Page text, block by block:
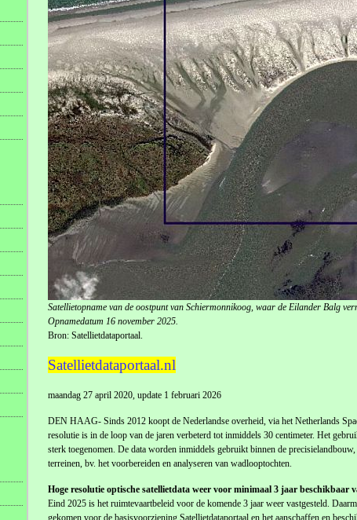
Satellietopname van de oostpunt van Schiermonnikoog, waar de Eilander Balg
Opnamedatum 16 november 2025.
Bron: Satellietdataportaal.
Satellietdataportaal.nl
maandag 27 april 2020, update 1 februari 2026
DEN HAAG- Sinds 2012 koopt de Nederlandse overheid, via het Netherlands
resolutie is in de loop van de jaren verbeterd tot inmiddels 30 centimeter. Het
sterk toegenomen. De data worden inmiddels gebruikt binnen de
terreinen, bv. het voorbereiden en analyseren van wadlooptochten.
Hoge resolutie optische satellietdata weer voor minimaal 3 jaar beschikbaar
Eind 2025 is het ruimtevaartbeleid voor de komende 3 jaar weer vastgesteld.
gekomen voor de basisvoorziening Satellietdataportaal en het aanschaffen en